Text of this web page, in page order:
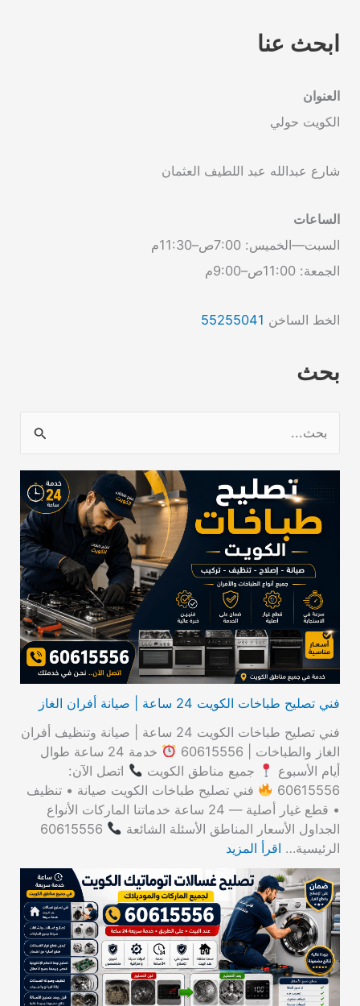
ابحث عنا
العنوان
الكويت حولي
شارع عبدالله عبد اللطيف العثمان
الساعات
السبت—الخميس: 7:00ص–11:30م
الجمعة: 11:00ص–9:00م
الخط الساخن 55255041
بحث
فني تصليح طباخات الكويت 24 ساعة | صيانة أفران الغاز
فني تصليح طباخات الكويت 24 ساعة | صيانة وتنظيف أفران
الغاز والطباخات | 60615556
خدمة 24 ساعة طوال
أيام الأسبوع
جميع مناطق الكويت
اتصل الآن:
60615556
فني تصليح طباخات الكويت صيانة • تنظيف
• قطع غيار أصلية — 24 ساعة خدماتنا الماركات الأنواع
الجداول الأسعار المناطق الأسئلة الشائعة
60615556
الرئيسية… اقرأ المزيد